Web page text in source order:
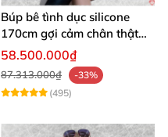
Búp bê tình dục silicone
170cm gợi cảm chân thật
mềm mại cao cấp
58.500.000₫
87.313.000₫
-33%
(495)